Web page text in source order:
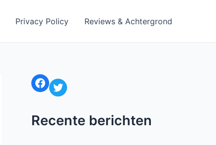
Privacy Policy Reviews & Achtergrond
Facebook Twitter
Recente berichten